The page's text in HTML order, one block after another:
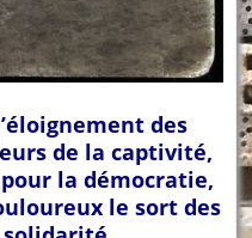
des
de la captivité,
la démocratie,
le sort des